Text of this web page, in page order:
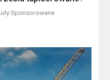
Sponsorowane